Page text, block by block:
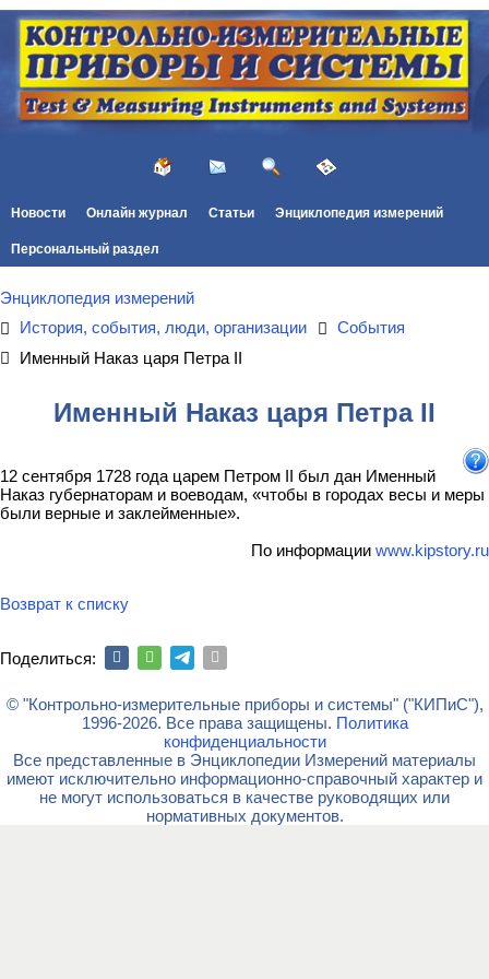
Новости Онлайн журнал Статьи Энциклопедия измерений
Персональный раздел
Энциклопедия измерений
История, события, люди, организации
События
Именный Наказ царя Петра II
Именный Наказ царя Петра II
12 сентября 1728 года царем Петром II был дан Именный
Наказ губернаторам и воеводам, «чтобы в городах весы и меры
были верные и заклейменные».
По информации www.kipstory.ru
Возврат к списку
Поделиться:
© "Контрольно-измерительные приборы и системы" ("КИПиС"),
1996-2026. Все права защищены. Политика
конфиденциальности
Все представленные в Энциклопедии Измерений материалы
имеют исключительно информационно-справочный характер и
не могут использоваться в качестве руководящих или
нормативных документов.